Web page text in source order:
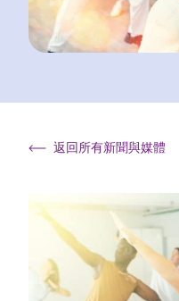
返回所有新聞與媒體